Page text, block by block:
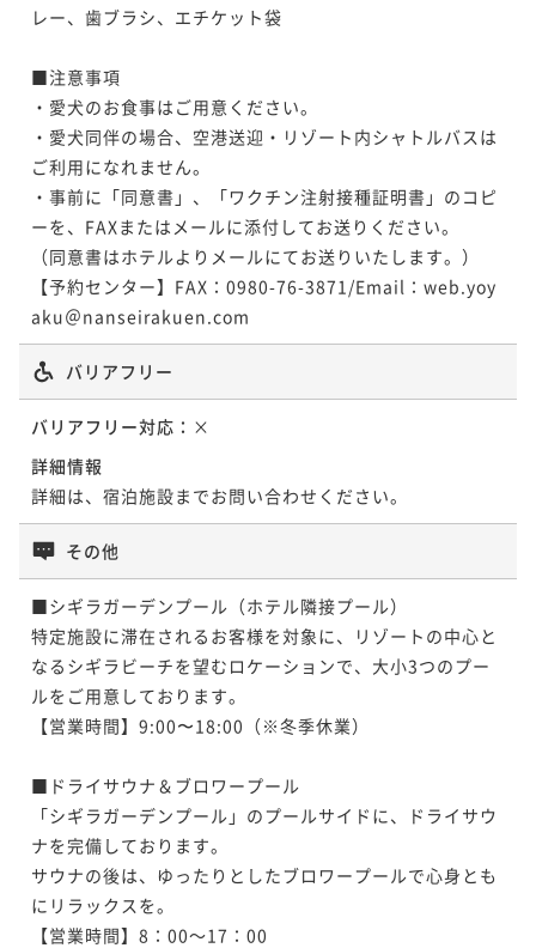
レー、歯ブラシ、エチケット袋
■注意事項
・愛犬のお食事はご用意ください。
・愛犬同伴の場合、空港送迎・リゾート内シャトルバスは
ご利用になれません。
・事前に「同意書」、「ワクチン注射接種証明書」のコピ
ーを、FAXまたはメールに添付してお送りください。
（同意書はホテルよりメールにてお送りいたします。）
【予約センター】FAX：0980-76-3871/Email：web.yoy
aku＠nanseirakuen.com
バリアフリー
バリアフリー対応： ×
詳細情報
詳細は、宿泊施設までお問い合わせください。
その他
■シギラガーデンプール（ホテル隣接プール）
特定施設に滞在されるお客様を対象に、リゾートの中心と
なるシギラビーチを望むロケーションで、大小3つのプー
ルをご用意しております。
【営業時間】9:00〜18:00（※冬季休業）
■ドライサウナ＆ブロワープール
「シギラガーデンプール」のプールサイドに、ドライサウ
ナを完備しております。
サウナの後は、ゆったりとしたブロワープールで心身とも
にリラックスを。
【営業時間】8：00～17：00